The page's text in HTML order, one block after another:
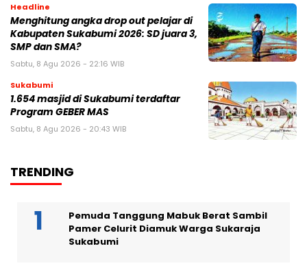
Headline
Menghitung angka drop out pelajar di
Kabupaten Sukabumi 2026: SD juara 3,
SMP dan SMA?
Sabtu, 8 Agu 2026 - 22:16 WIB
Sukabumi
1.654 masjid di Sukabumi terdaftar
Program GEBER MAS
Sabtu, 8 Agu 2026 - 20:43 WIB
TRENDING
Pemuda Tanggung Mabuk Berat Sambil
Pamer Celurit Diamuk Warga Sukaraja
Sukabumi